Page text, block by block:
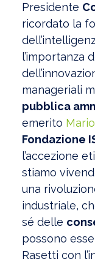
Presidente
ricordato la
l’importanza
manageriali
pubblica
emerito
Fondazione
l’accezione
stiamo
una
industriale,
sé delle
possono
Rasetti con